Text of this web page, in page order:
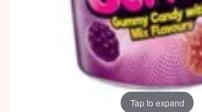
Tap to expand